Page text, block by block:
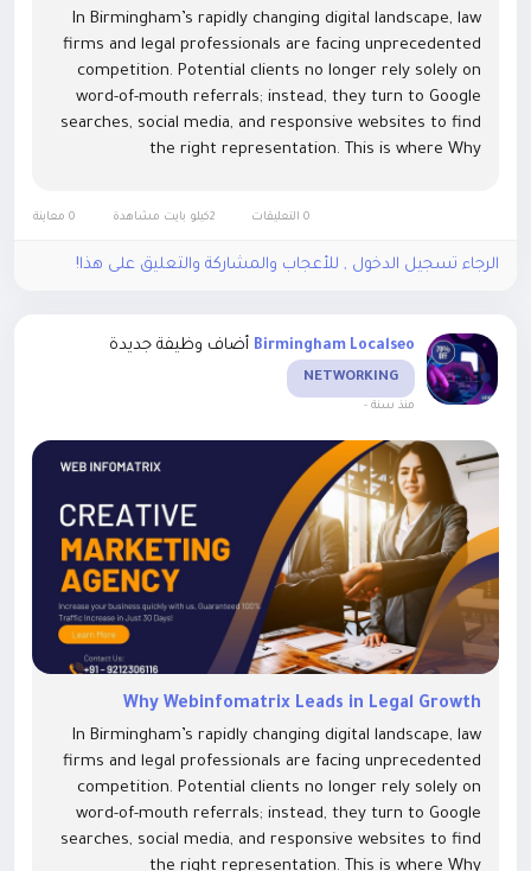
In Birmingham’s rapidly changing digital landscape, law
firms and legal professionals are facing unprecedented
competition. Potential clients no longer rely solely on
word-of-mouth referrals; instead, they turn to Google
searches, social media, and responsive websites to find
the right representation. This is where Why
0 التعليقات 0 معاينة
الرجاء تسجيل الدخول , للأعجاب والمشاركة والتعليق على هذا!
Birmingham Localseo أضاف وظيفة جديدة
NETWORKING
منذ سنة -
Why Webinfomatrix Leads in Legal Growth
In Birmingham’s rapidly changing digital landscape, law
firms and legal professionals are facing unprecedented
competition. Potential clients no longer rely solely on
word-of-mouth referrals; instead, they turn to Google
searches, social media, and responsive websites to find
the right representation. This is where Why